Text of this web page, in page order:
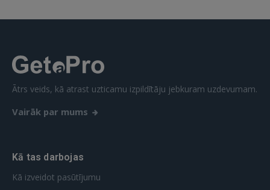
REĢISTRĀCIJA
Ātrs veids, kā atrast uzticamu izpildītāju jebkuram uzdevumam.
Vairāk par mums
Kā tas darbojas
Kā izveidot pasūtījumu